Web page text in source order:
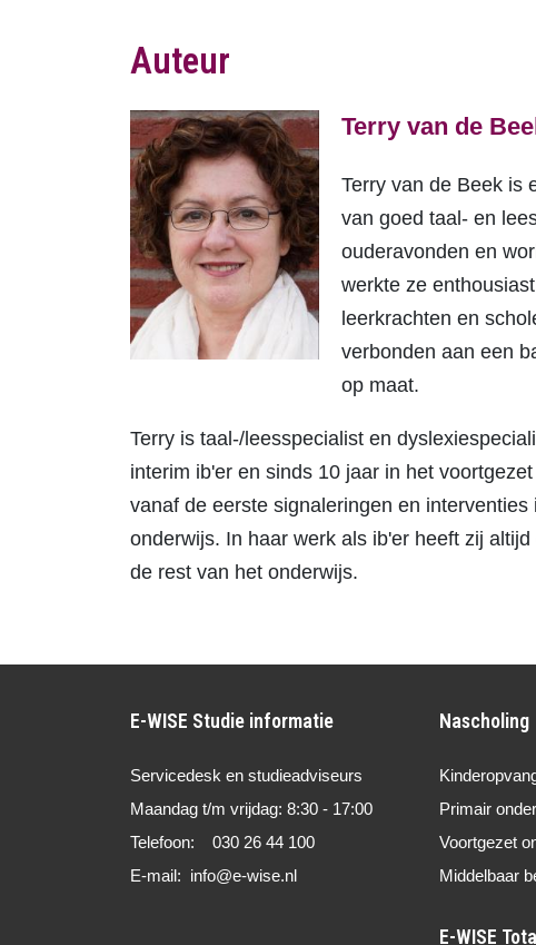
Auteur
Terry van de
Terry van de Beek is
van goed taal- en
ouderavonden en
werkte ze
leerkrachten en
verbonden aan een
op maat.
Terry is taal-/leesspecialist en
interim ib'er en sinds 10 jaar in het
vanaf de eerste signaleringen en
onderwijs. In haar werk als ib'er heeft zij
de rest van het onderwijs.
E-WISE Studie informatie
Servicedesk en studieadviseurs
Maandag t/m vrijdag: 8:30 - 17:00
Telefoon: 030 26 44 100
E-mail: info@e-wise.nl
Nascholing
Primair
Voortgezet
Middelbaar